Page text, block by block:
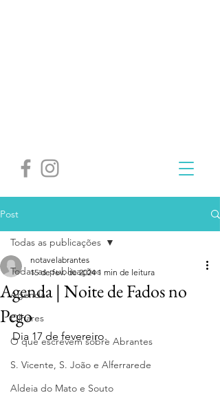
Post
Todas as publicações
Agenda
Olhares
O que escrevem sobre Abrantes
S. Vicente, S. João e Alferrarede
Aldeia do Mato e Souto
Todas as publicações
Agenda | Noite de Fados no
Pego
notavelabrantes
15 de fev. de 2024 1 min de leitura
Dia 17 de fevereiro.